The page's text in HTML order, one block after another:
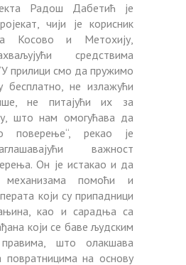
Радош Дабетић је
чији је корисник
Косово и Метохију,
средствима
прилици смо да пружимо
бесплатно, не излажући
не питајући их за
што нам омогућава да
поверење“, рекао је
важност
Он је истакао и да
помоћи и
који су припадници
као и сарадња са
који се баве људским
што олакшава
повратницима на основу